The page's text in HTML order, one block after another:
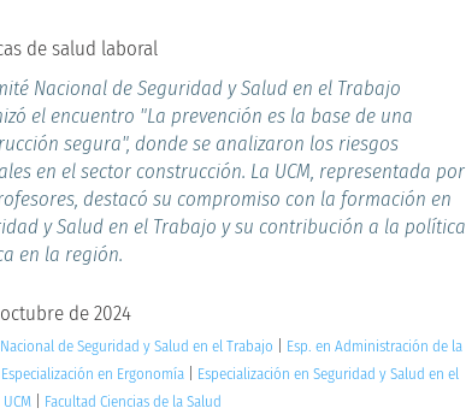
de salud laboral
Nacional de Seguridad y Salud en el Trabajo
el encuentro "La prevención es la base de una
segura", donde se analizaron los riesgos
en el sector construcción. La UCM, representada por
destacó su compromiso con la formación en
y Salud en el Trabajo y su contribución a la política
en la región.
de 2024
de Seguridad y Salud en el Trabajo
Esp. en Administración de la
Especialización en Ergonomía
Especialización en Seguridad y Salud en el
Facultad Ciencias de la Salud